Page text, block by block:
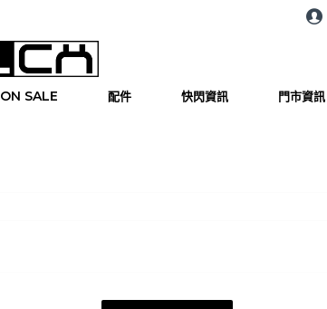
ON SALE 配件 快閃資訊 門市資訊